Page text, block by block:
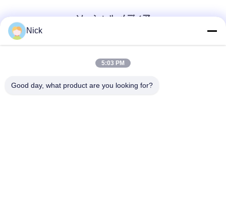
ソーシャル メディア
迅速な連絡
テレ
Nick
5:03 PM
Good day, what product are you looking for?